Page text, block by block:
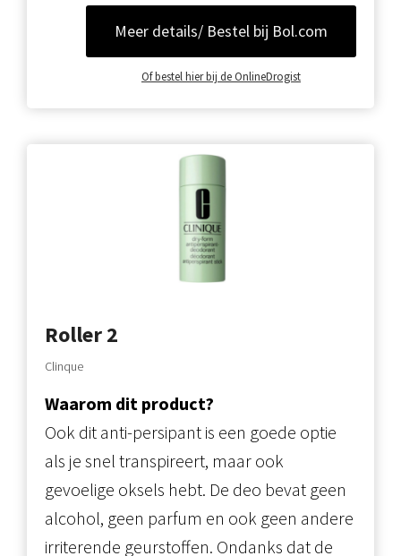
Meer details/ Bestel bij Bol.com
Of bestel hier bij de OnlineDrogist
Roller 2
Clinque
Waarom dit product?
Ook dit anti-persipant is een goede optie
als je snel transpireert, maar ook
gevoelige oksels hebt. De deo bevat geen
alcohol, geen parfum en ook geen andere
irriterende geurstoffen. Ondanks dat de